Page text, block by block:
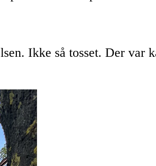
Ikke så tosset. Der var